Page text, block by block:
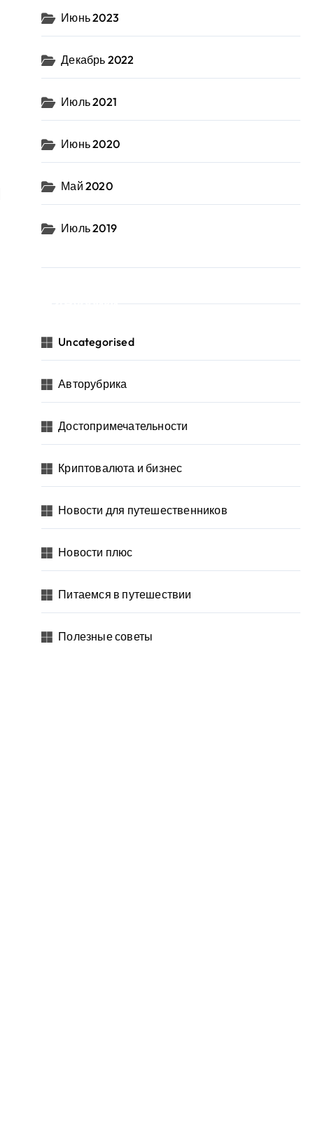
Июнь 2023
Декабрь 2022
Июль 2021
Июнь 2020
Май 2020
Июль 2019
Uncategorised
Авторубрика
Достопримечательности
Криптовалюта и бизнес
Новости для путешественников
Новости плюс
Питаемся в путешествии
Полезные советы